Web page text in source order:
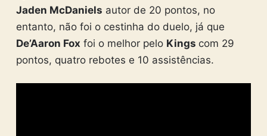
Jaden McDaniels autor de 20 pontos, no
entanto, não foi o cestinha do duelo, já que
De’Aaron Fox foi o melhor pelo Kings com 29
pontos, quatro rebotes e 10 assistências.